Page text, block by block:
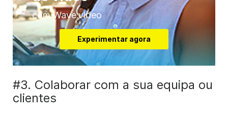
com Wave.video
Experimentar agora
#3. Colaborar com a sua equipa ou
clientes